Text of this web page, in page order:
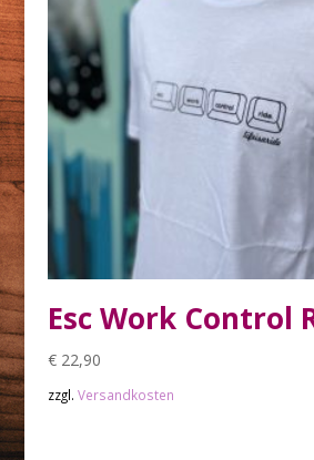
Esc Work Control
€22,90
zzgl. Versandkosten